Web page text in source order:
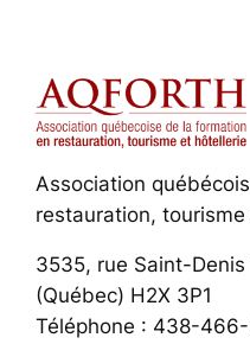
Association
restauration,
3535, rue Saint-
(Québec) H2X 3P1
Téléphone : 438-